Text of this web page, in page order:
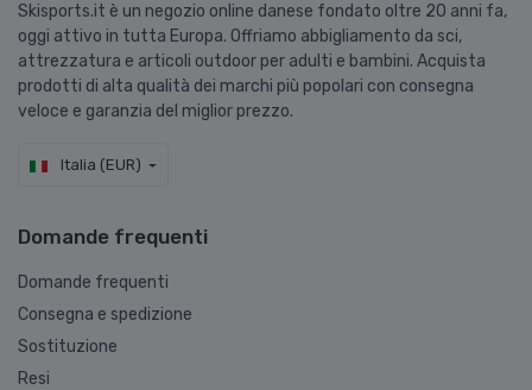
Skisports.it è un negozio online danese fondato oltre 20 anni fa,
oggi attivo in tutta Europa. Offriamo abbigliamento da sci,
attrezzatura e articoli outdoor per adulti e bambini. Acquista
prodotti di alta qualità dei marchi più popolari con consegna
veloce e garanzia del miglior prezzo.
Italia (EUR)
Domande frequenti
Domande frequenti
Consegna e spedizione
Sostituzione
Resi